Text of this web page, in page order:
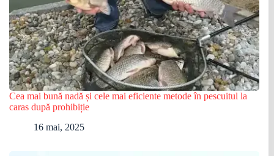
Cea mai bună nadă și cele mai eficiente metode în pescuitul la
caras după prohibiție
16 mai, 2025